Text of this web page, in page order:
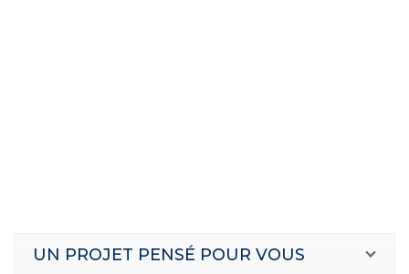
UN PROJET PENSÉ POUR VOUS